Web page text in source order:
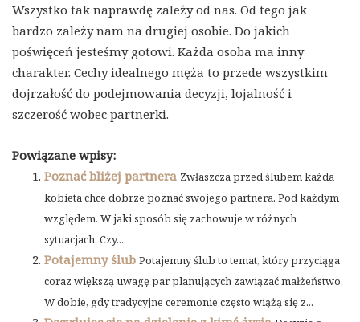
Wszystko tak naprawdę zależy od nas. Od tego jak
bardzo zależy nam na drugiej osobie. Do jakich
poświęceń jesteśmy gotowi. Każda osoba ma inny
charakter. Cechy idealnego męża to przede wszystkim
dojrzałość do podejmowania decyzji, lojalność i
szczerość wobec partnerki.
Powiązane wpisy:
Poznać bliżej partnera Zwłaszcza przed ślubem każda
kobieta chce dobrze poznać swojego partnera. Pod każdym
względem. W jaki sposób się zachowuje w różnych
sytuacjach. Czy...
Potajemny ślub Potajemny ślub to temat, który przyciąga
coraz większą uwagę par planujących zawiązać małżeństwo.
W dobie, gdy tradycyjne ceremonie często wiążą się z...